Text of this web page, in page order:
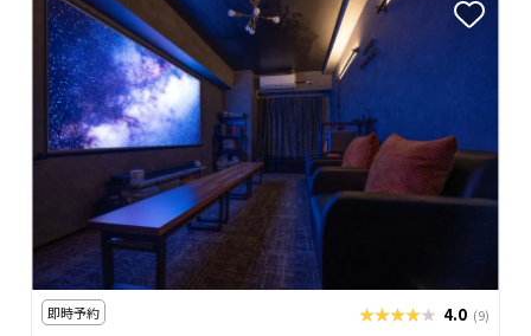
即時予約 ★★★★★
★★★★★ 4.0 (9)